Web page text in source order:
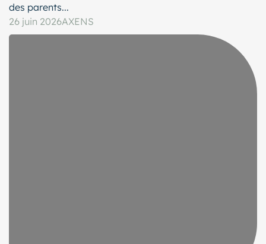
des parents...
26 juin 2026AXENS